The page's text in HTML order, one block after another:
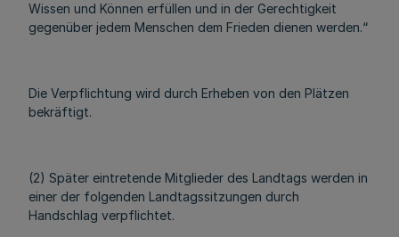
Wissen und Können erfüllen und in der Gerechtigkeit
gegenüber jedem Menschen dem Frieden dienen werden.“
Die Verpflichtung wird durch Erheben von den Plätzen
bekräftigt.
(2) Später eintretende Mitglieder des Landtags werden in
einer der folgenden Landtagssitzungen durch
Handschlag verpflichtet.